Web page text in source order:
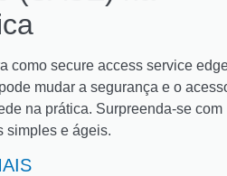
como secure access service
mudar a segurança e o
na prática. Surpreenda-se com
simples e ágeis.